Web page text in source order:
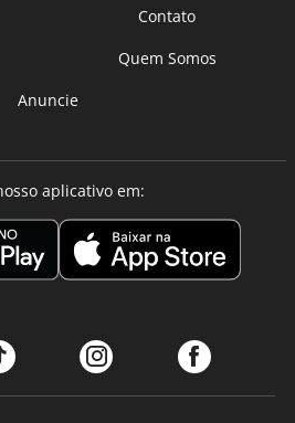
Contato
Quem Somos
Anuncie
aplicativo em: